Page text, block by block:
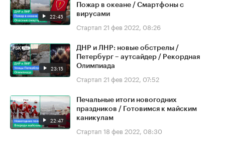
22:45
Пожар в океане / Смартфоны с
вирусами
Стартап 21 фев 2022, 08:26
23:15
ДНР и ЛНР: новые обстрелы /
Петербург – аутсайдер / Рекордная
Олимпиада
Стартап 21 фев 2022, 07:52
22:47
Печальные итоги новогодних
праздников / Готовимся к майским
каникулам
Стартап 18 фев 2022, 08:30